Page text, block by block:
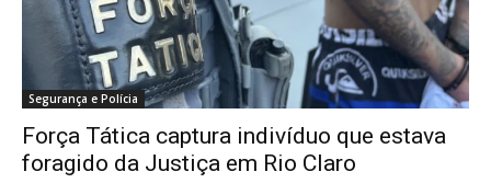
Segurança e Polícia
Força Tática captura indivíduo que estava
foragido da Justiça em Rio Claro